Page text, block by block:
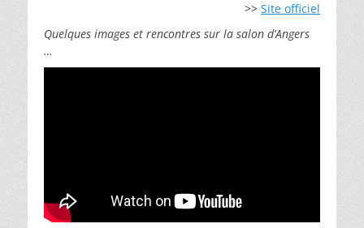
>> Site officiel
Quelques images et rencontres sur la salon d’Angers
…